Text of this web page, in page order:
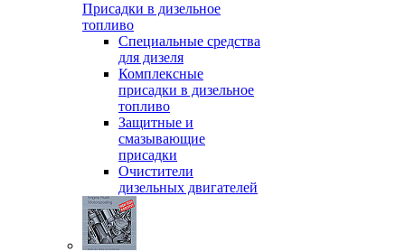
Присадки в дизельное
топливо
Спeциальные средства
для дизеля
Комплексные
присадки в дизельное
топливо
Защитные и
смазывающие
присадки
Очистители
дизельных двигателей